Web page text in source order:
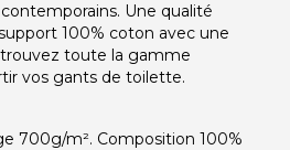
Une qualité
100% coton avec une
toute la gamme
vos gants de toilette.
700g/m². Composition 100%